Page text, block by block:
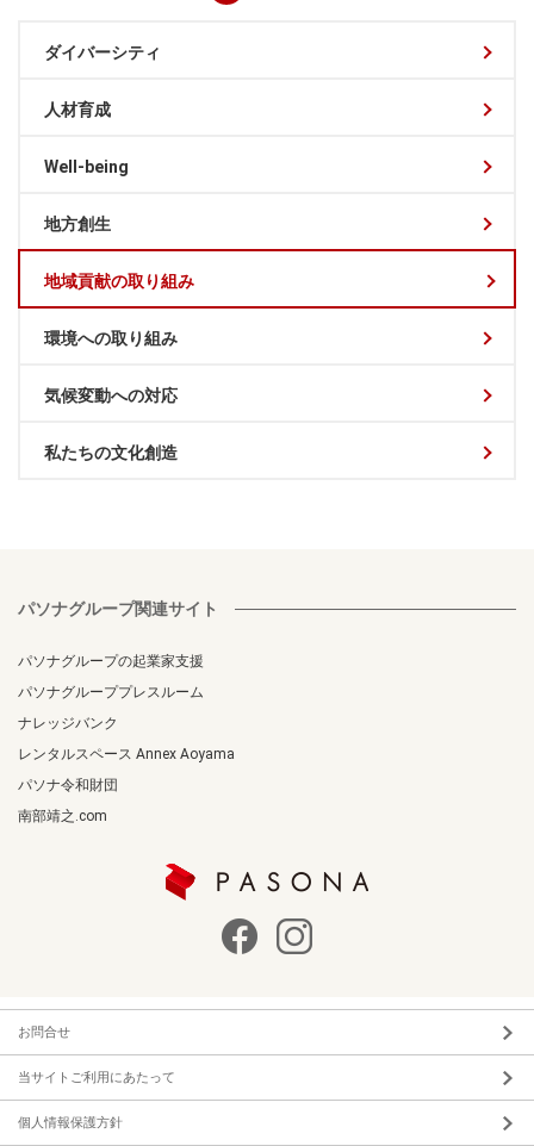
ダイバーシティ
人材育成
Well-being
地方創生
地域貢献の取り組み
環境への取り組み
気候変動への対応
私たちの文化創造
パソナグループ関連サイト
パソナグループの起業家支援
パソナグループプレスルーム
ナレッジバンク
レンタルスペース Annex Aoyama
パソナ令和財団
南部靖之.com
お問合せ
当サイトご利用にあたって
個人情報保護方針